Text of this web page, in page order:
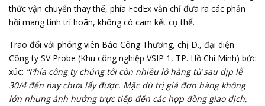
thức vận chuyển thay thế, phía FedEx vẫn chỉ đưa ra các phản
hồi mang tính trì hoãn, không có cam kết cụ thể.
Trao đổi với phóng viên Báo Công Thương, chị D., đại diện
Công ty SV Probe (Khu công nghiệp VSIP 1, TP. Hồ Chí Minh) bức
xúc: “Phía công ty chúng tôi còn nhiều lô hàng từ sau dịp lễ
30/4 đến nay chưa lấy được. Mặc dù trị giá đơn hàng không
lớn nhưng ảnh hưởng trực tiếp đến các hợp đồng giao dịch,